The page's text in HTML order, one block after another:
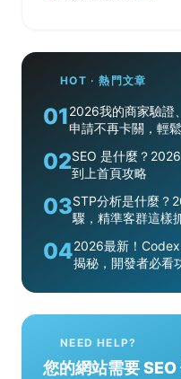
HOT · 熱門文章
012026我的商家驗證
申請不再卡關，輕
02SEO 是什麼？
到上首頁攻略
03STP分析是什麼？
驟，精準客群這樣
042026最新！
揭秘，開發者必看
NEED HELP?
您的網站需要 SEO